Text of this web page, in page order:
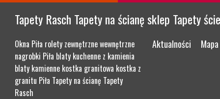
Tapety Rasch Tapety na ścianę sklep Tapety
Okna Piła rolety zewnętrzne wewnętrzne
nagrobki Piła blaty kuchenne z kamienia
blaty kamienne kostka granitowa kostka z
granitu Piła Tapety na ścianę Tapety
Rasch
Menu
Skip to content
Aktualności